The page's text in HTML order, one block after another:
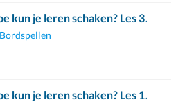
kun je leren schaken? Les 3.
Bordspellen
kun je leren schaken? Les 1.